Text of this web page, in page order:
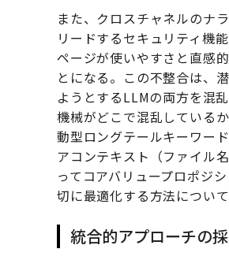
また、クロスチャネルのナ
リードするセキュリティ機
ページが使いやすさと直感
とになる。この不整合は、
ようとするLLMの両方を混
機械がどこで混乱している
動型ロングテールキーワー
アコンテキスト（ファイル
ってコアバリュープロポジ
切に最適化する方法につい
統合的アプローチの